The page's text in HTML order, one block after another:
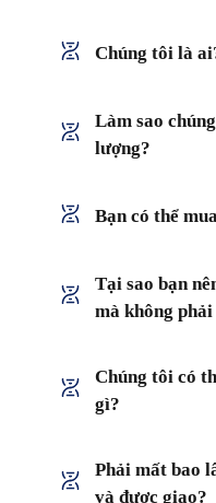
Chúng tôi là
Làm sao
lượng?
Bạn có thể
Tại sao bạn
mà không
Chúng tôi có
gì?
Phải mất bao
và được giao?